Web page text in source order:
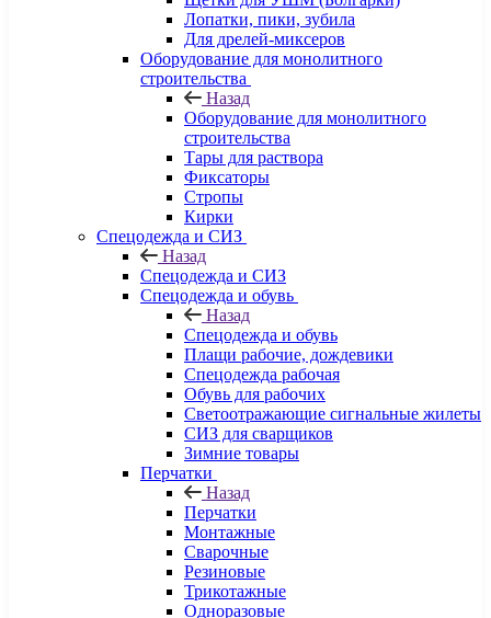
Лопатки, пики, зубила
Для дрелей-миксеров
Оборудование для монолитного
строительства
Назад
Оборудование для монолитного
строительства
Тары для раствора
Фиксаторы
Стропы
Кирки
Спецодежда и СИЗ
Назад
Спецодежда и СИЗ
Спецодежда и обувь
Назад
Спецодежда и обувь
Плащи рабочие, дождевики
Спецодежда рабочая
Обувь для рабочих
Светоотражающие сигнальные жилеты
СИЗ для сварщиков
Зимние товары
Перчатки
Назад
Перчатки
Монтажные
Сварочные
Резиновые
Трикотажные
Одноразовые